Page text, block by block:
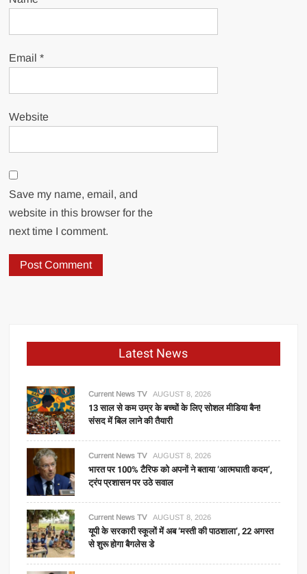
Email*
Website
Save my name, email, and
website in this browser for the
next time I comment.
Latest News
Current News TV AUGUST 8, 2026
13 साल से कम उम्र के बच्चों के लिए सोशल मीडिया बैन!
संसद में बिल लाने की तैयारी
Current News TV AUGUST 8, 2026
भारत पर 100% टैरिफ को अपनों ने बताया ‘आत्मघाती कदम’,
ट्रंप प्रशासन पर उठे सवाल
Current News TV AUGUST 8, 2026
यूपी के सरकारी स्कूलों में अब ‘मस्ती की पाठशाला’, 22 अगस्त
से शुरू होगा बैगलेस डे